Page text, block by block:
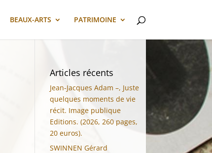
BEAUX-ARTS PATRIMOINE
Articles récents
Jean-Jacques Adam –, Juste
quelques moments de vie
récit. Image publique
Editions. (2026, 260 pages,
20 euros).
SWINNEN Gérard